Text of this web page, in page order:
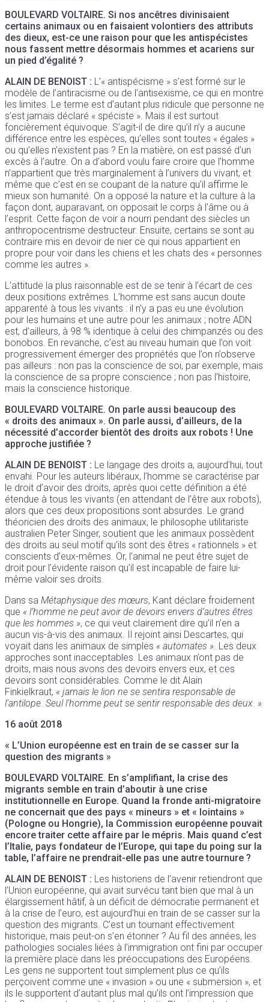
BOULEVARD VOLTAIRE. Si nos ancêtres divinisaient
certains animaux ou en faisaient volontiers des attributs
des dieux, est-ce une raison pour que les antispécistes
nous fassent mettre désormais hommes et acariens sur
un pied d’égalité ?
ALAIN DE BENOIST : L’« antispécisme » s’est formé sur le
modèle de l’antiracisme ou de l’antisexisme, ce qui en montre
les limites. Le terme est d’autant plus ridicule que personne ne
s’est jamais déclaré « spéciste ». Mais il est surtout
foncièrement équivoque. S’agit-il de dire qu’il n’y a aucune
différence entre les espèces, qu’elles sont toutes « égales »
ou qu’elles n’existent pas ? En la matière, on est passé d’un
excès à l’autre. On a d’abord voulu faire croire que l’homme
n’appartient que très marginalement à l’univers du vivant, et
même que c’est en se coupant de la nature qu’il affirme le
mieux son humanité. On a opposé la nature et la culture à la
façon dont, auparavant, on opposait le corps à l’âme ou à
l’esprit. Cette façon de voir a nourri pendant des siècles un
anthropocentrisme destructeur. Ensuite, certains se sont au
contraire mis en devoir de nier ce qui nous appartient en
propre pour voir dans les chiens et les chats des « personnes
comme les autres ».
L’attitude la plus raisonnable est de se tenir à l’écart de ces
deux positions extrêmes. L’homme est sans aucun doute
apparenté à tous les vivants : il n’y a pas eu une évolution
pour les humains et une autre pour les animaux ; notre ADN
est, d’ailleurs, à 98 % identique à celui des chimpanzés ou des
bonobos. En revanche, c’est au niveau humain que l’on voit
progressivement émerger des propriétés que l’on n’observe
pas ailleurs : non pas la conscience de soi, par exemple, mais
la conscience de sa propre conscience ; non pas l’histoire,
mais la conscience historique.
BOULEVARD VOLTAIRE. On parle aussi beaucoup des
« droits des animaux ». On parle aussi, d’ailleurs, de la
nécessité d’accorder bientôt des droits aux robots ! Une
approche justifiée ?
ALAIN DE BENOIST : Le langage des droits a, aujourd’hui, tout
envahi. Pour les auteurs libéraux, l’homme se caractérise par
le droit d’avoir des droits, après quoi cette définition a été
étendue à tous les vivants (en attendant de l’être aux robots),
alors que ces deux propositions sont absurdes. Le grand
théoricien des droits des animaux, le philosophe utilitariste
australien Peter Singer, soutient que les animaux possèdent
des droits au seul motif qu’ils sont des êtres « rationnels » et
conscients d’eux-mêmes. Or, l’animal ne peut être sujet de
droit pour l’évidente raison qu’il est incapable de faire lui-
même valoir ses droits.
Dans sa Métaphysique des mœurs, Kant déclare froidement
que « l’homme ne peut avoir de devoirs envers d’autres êtres
que les hommes », ce qui veut clairement dire qu’il n’en a
aucun vis-à-vis des animaux. Il rejoint ainsi Descartes, qui
voyait dans les animaux de simples « automates » . Les deux
approches sont inacceptables. Les animaux n’ont pas de
droits, mais nous avons des devoirs envers eux, et ces
devoirs sont considérables. Comme le dit Alain
Finkielkraut, « jamais le lion ne se sentira responsable de
l’antilope. Seul l’homme peut se sentir responsable des deux. »
16 août 2018
« L’Union européenne est en train de se casser sur la
question des migrants »
BOULEVARD VOLTAIRE. En s’amplifiant, la crise des
migrants semble en train d’aboutir à une crise
institutionnelle en Europe. Quand la fronde anti-migratoire
ne concernait que des pays « mineurs » et « lointains »
(Pologne ou Hongrie), la Commission européenne pouvait
encore traiter cette affaire par le mépris. Mais quand c’est
l’Italie, pays fondateur de l’Europe, qui tape du poing sur la
table, l’affaire ne prendrait-elle pas une autre tournure ?
ALAIN DE BENOIST : Les historiens de l’avenir retiendront que
l’Union européenne, qui avait survécu tant bien que mal à un
élargissement hâtif, à un déficit de démocratie permanent et
à la crise de l’euro, est aujourd’hui en train de se casser sur la
question des migrants. C’est un tournant effectivement
historique, mais peut-on s’en étonner ? Au fil des années, les
pathologies sociales liées à l’immigration ont fini par occuper
la première place dans les préoccupations des Européens.
Les gens ne supportent tout simplement plus ce qu’ils
perçoivent comme une « invasion » ou une « submersion », et
ils le supportent d’autant plus mal qu’ils ont l’impression que